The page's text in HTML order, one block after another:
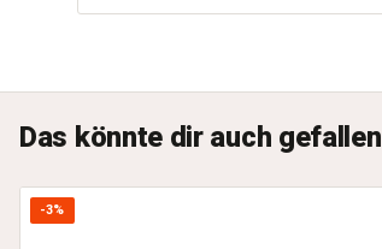
Das könnte dir auch gefallen
-3%